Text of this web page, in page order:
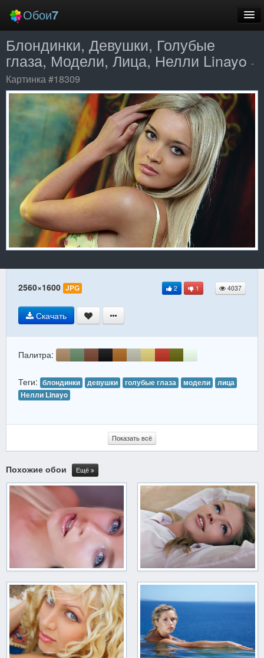
Обои7
Новые
Лучшие
Случайные
Заставки
Еще
Вход
Блондинки, Девушки, Голубые
глаза, Модели, Лица, Нелли Linayo -
Картинка #18309
2560×1600 JPG 2 1 4037
Скачать
Палитра:
Теги: блондинки девушки голубые глаза модели
лица
Нелли Linayo
Показать всё
Похожие обои Ещё